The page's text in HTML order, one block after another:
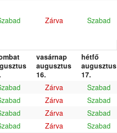
Zárva Szabad
vasárnap
augusztus
16.
hétfő
augusztus
17.
Zárva
Szabad
Zárva
Szabad
Zárva
Szabad
Zárva
Szabad